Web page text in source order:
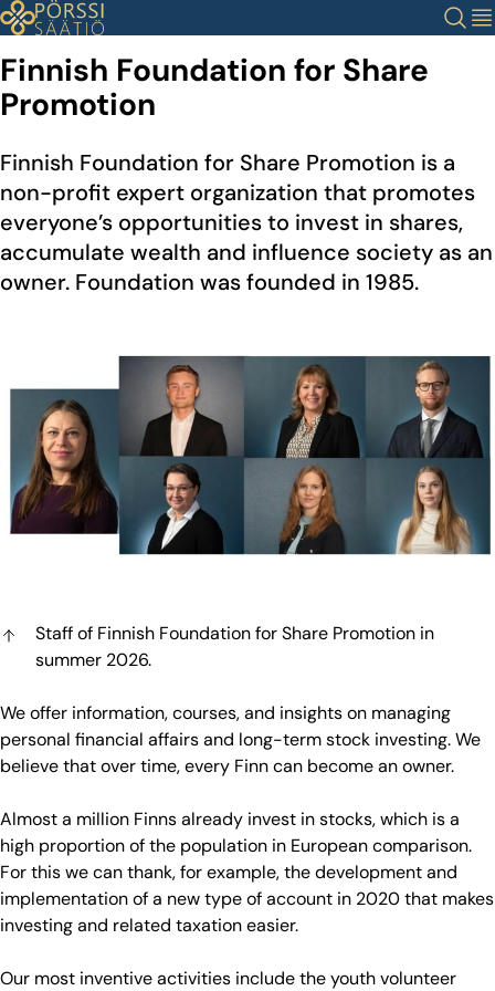
Siirry
sisältöön
Haku
Finnish Foundation for Share
Promotion
Finnish Foundation for Share Promotion is a
non-profit expert organization that promotes
everyone’s opportunities to invest in shares,
accumulate wealth and influence society as an
owner. Foundation was founded in 1985.
Staff of Finnish Foundation for Share Promotion in
summer 2026.
We offer information, courses, and insights on managing
personal financial affairs and long-term stock investing. We
believe that over time, every Finn can become an owner.
Almost a million Finns already invest in stocks, which is a
high proportion of the population in European comparison.
For this we can thank, for example, the development and
implementation of a new type of account in 2020 that makes
investing and related taxation easier.
Our most inventive activities include the youth volunteer